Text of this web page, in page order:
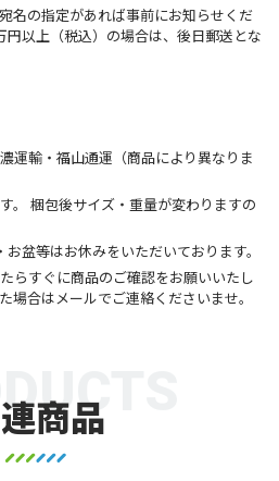
名の指定があれば事前にお知らせくだ
円以上（税込）の場合は、後日郵送とな
運輸・福山通運（商品により異なりま
。 梱包後サイズ・重量が変わりますの
盆等はお休みをいただいております。
らすぐに商品のご確認をお願いいたし
場合はメールでご連絡くださいませ。
商品